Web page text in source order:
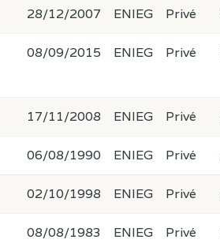
28/12/2007 ENIEG Privé
08/09/2015 ENIEG Privé
17/11/2008 ENIEG Privé
06/08/1990 ENIEG Privé
02/10/1998 ENIEG Privé
08/08/1983 ENIEG Privé